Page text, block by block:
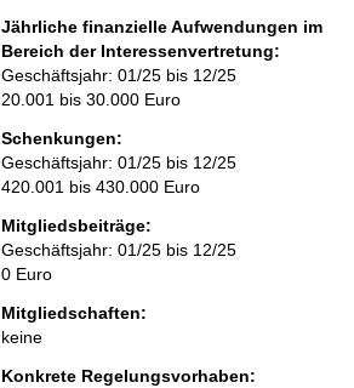
Jährliche finanzielle Aufwendungen im
Bereich der Interessenvertretung:
Geschäftsjahr: 01/25 bis 12/25
20.001 bis 30.000 Euro
Schenkungen:
Geschäftsjahr: 01/25 bis 12/25
420.001 bis 430.000 Euro
Mitgliedsbeiträge:
Geschäftsjahr: 01/25 bis 12/25
0 Euro
Mitgliedschaften:
keine
Konkrete Regelungsvorhaben: